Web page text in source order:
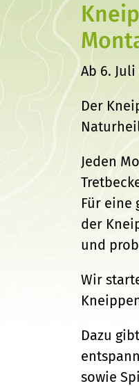
Ab 6.
Der
Jeden
Für eine
der
und
Wir
Dazu
sowie